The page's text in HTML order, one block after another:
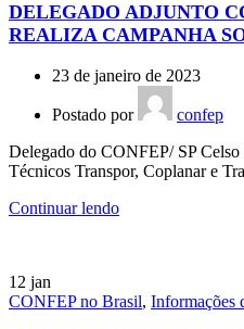
DELEGADO ADJUNTO
REALIZA CAMPANHA
23 de janeiro de 2023
Postado por
confep
Delegado do CONFEP/ SP
Técnicos Transpor, Coplanar e
Continuar lendo
12 jan
CONFEP no Brasil, Informações